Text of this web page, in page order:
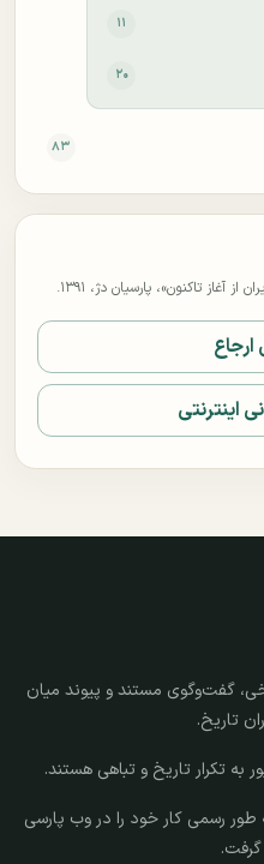
۱۱
۲۰
۸۳
آغاز تاکنون»، پارسیان دژ، ۱۳۹۱.
اینترنتی
گفت‌وگوی مستند و پیوند میان
تاریخ.
به تکرار تاریخ و تباهی هستند.
طور رسمی کار خود را در وب پارسی
گرفت.